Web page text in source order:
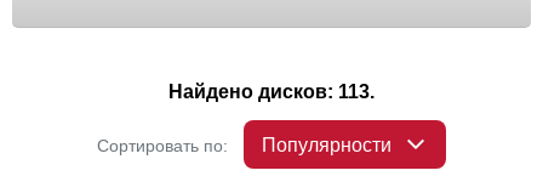
Найдено дисков: 113.
Сортировать по: Популярности